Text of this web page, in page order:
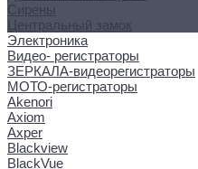
Сирены
Центральный замок
Электроника
Видео- регистраторы
ЗЕРКАЛА-видеорегистраторы
МОТО-регистраторы
Akenori
Axiom
Axper
Blackview
BlackVue